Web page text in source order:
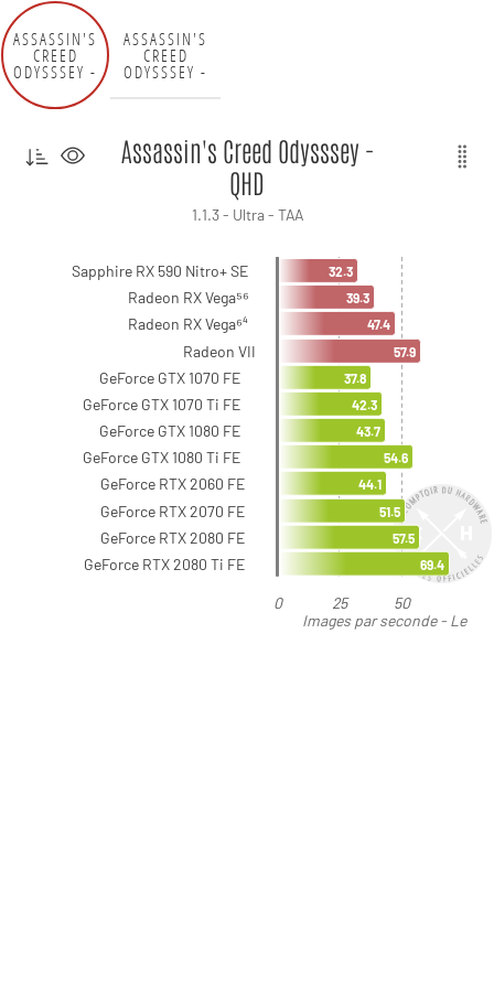
ASSASSIN'S
CREED
ODYSSSEY -
ASSASSIN'S
CREED
ODYSSSEY -
Images par seconde - Le
Assassin's Creed Odysssey -
QHD
1.1.3 - Ultra - TAA
0 25 50
Sapphire RX 590 Nitro+ SE
Radeon RX Vega⁵⁶
Radeon RX Vega⁶⁴
Radeon VII
GeForce GTX 1070 FE
GeForce GTX 1070 Ti FE
GeForce GTX 1080 FE
GeForce GTX 1080 Ti FE
GeForce RTX 2060 FE
GeForce RTX 2070 FE
GeForce RTX 2080 FE
GeForce RTX 2080 Ti FE
32.3
39.3
47.4
57.9
37.8
42.3
43.7
54.6
44.1
51.5
57.5
69.4